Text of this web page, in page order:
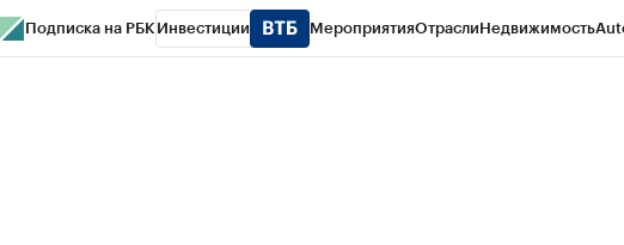
Подписка на РБК Инвестиции МероприятияОтраслиНедвижимость